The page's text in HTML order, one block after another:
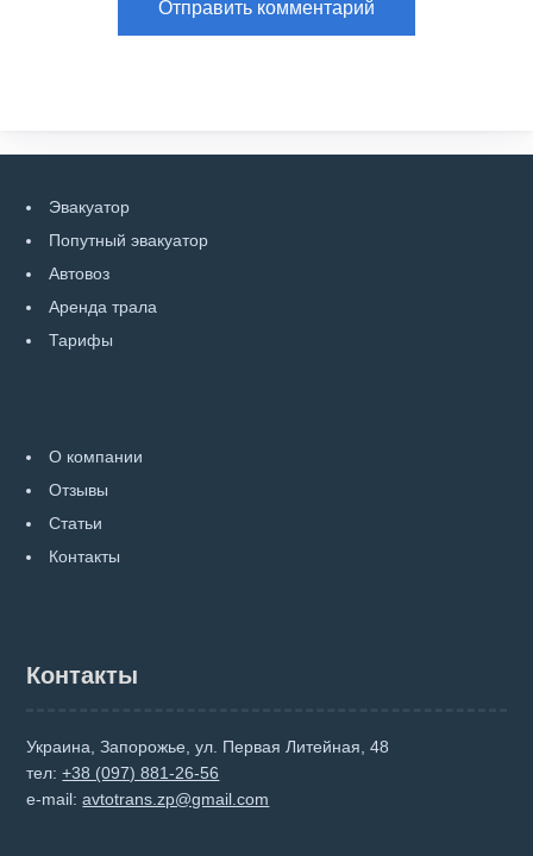
Эвакуатор
Попутный эвакуатор
Автовоз
Аренда трала
Тарифы
О компании
Отзывы
Статьи
Контакты
Контакты
Украина, Запорожье, ул. Первая Литейная, 48
тел:+38 (097) 881-26-56
e-mail:avtotrans.zp@gmail.com